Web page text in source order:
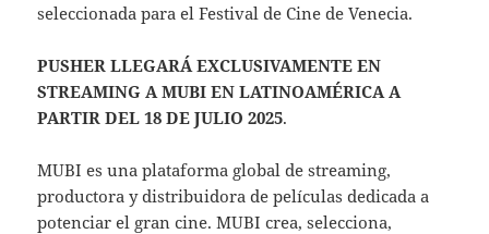
seleccionada para el Festival de Cine de Venecia.
PUSHER LLEGARÁ EXCLUSIVAMENTE EN
STREAMING A MUBI EN LATINOAMÉRICA A
PARTIR DEL 18 DE JULIO 2025.
MUBI es una plataforma global de streaming,
productora y distribuidora de películas dedicada a
potenciar el gran cine. MUBI crea, selecciona,